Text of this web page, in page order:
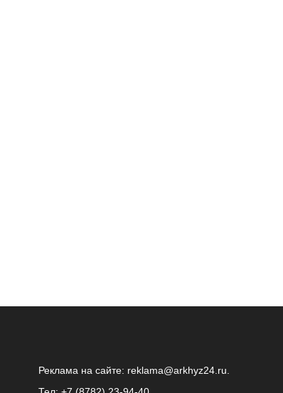
Реклама на сайте: reklama@arkhyz24.ru